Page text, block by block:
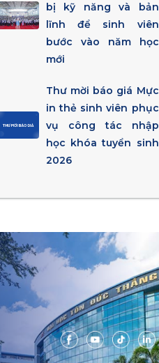
bị kỹ năng và bản
lĩnh để sinh viên
bước vào năm học
mới
Thư mời báo giá Mực
in thẻ sinh viên phục
vụ công tác nhập
học khóa tuyển sinh
2026